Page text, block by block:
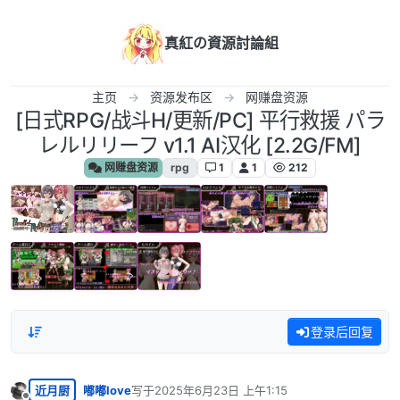
真紅の資源討論組
主页 资源发布区 网赚盘资源
[日式RPG/战斗H/更新/PC] 平行救援 パラ
レルリリーフ v1.1 AI汉化 [2.2G/FM]
网赚盘资源 rpg 1 1 212
登录后回复
近月厨 嘟嘟love写于2025年6月23日 上午1:15